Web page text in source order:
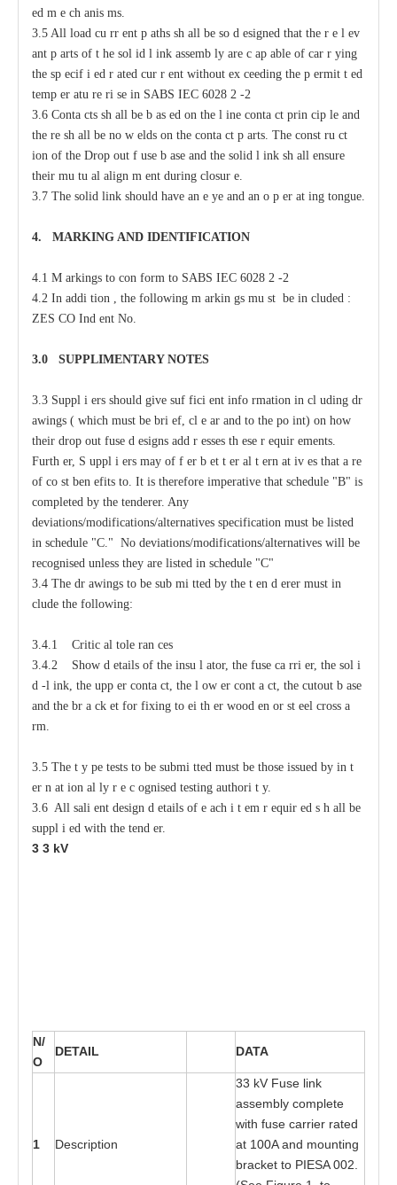
ed m e ch anis ms.
3.5 All load cu rr ent p aths sh all be so d esigned that the r e l ev
ant p arts of t he sol id l ink assemb ly are c ap able of car r ying
the sp ecif i ed r ated cur r ent without ex ceeding the p ermit t ed
temp er atu re ri se in SABS IEC 6028 2 -2
3.6 Conta cts sh all be b as ed on the l ine conta ct prin cip le and
the re sh all be no w elds on the conta ct p arts. The const ru ct
ion of the Drop out f use b ase and the solid l ink sh all ensure
their mu tu al align m ent during closur e
3.7 The solid link should have an e ye and an o p er at ing tongue.
4. MARKING AND IDENTIFICATION
4.1 M arkings to con form to SABS IEC 6028 2 -2
4.2 In addi tion , the following m arkin gs mu st be in cluded :
ZES CO Ind ent No.
3.0 SUPPLIMENTARY NOTES
3.3 Suppl i ers should give suf fici ent info rmation in cl uding dr
awings ( which must be bri ef, cl e ar and to the po int) on how
their drop out fuse d esigns add r esses th ese r equir ements.
Furth er, S uppl i ers may of f er b et t er al t ern at iv es that a re
of co st ben efits to. It is therefore imperative that schedule "B" is
completed by the tenderer. Any
deviations/modifications/alternatives specification must be listed
in schedule "C." No deviations/modifications/alternatives will be
recognised unless they are listed in schedule "C"
3.4 The dr awings to be sub mi tted by the t en d erer must in
clude the following:
3.4.1 Critic al tole ran ces
3.4.2 Show d etails of the insu l ator, the fuse ca rri er, the sol i
d -l ink, the upp er conta ct, the l ow er cont a ct, the cutout b ase
and the br a ck et for fixing to ei th er wood en or st eel cross a
rm.
3.5 The t y pe tests to be submi tted must be those issued by in t
er n at ion al ly r e c ognised testing authori t y.
3.6 All sali ent design d etails of e ach i t em r equir ed s h all be
suppl i ed with the tend er.
3 3 kV
N/
O
DETAIL DATA
1 Description
33 kV Fuse link
assembly complete
with fuse carrier rated
at 100Aand mounting
bracket to PIESA 002